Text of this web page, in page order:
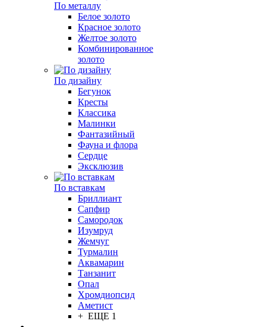
По металлу
Белое золото
Красное золото
Желтое золото
Комбинированное
золото
По дизайну
Бегунок
Кресты
Классика
Малинки
Фантазийный
Фауна и флора
Сердце
Эксклюзив
По вставкам
Бриллиант
Сапфир
Самородок
Изумруд
Жемчуг
Турмалин
Аквамарин
Танзанит
Опал
Хромдиопсид
Аметист
+ ЕЩЕ 1